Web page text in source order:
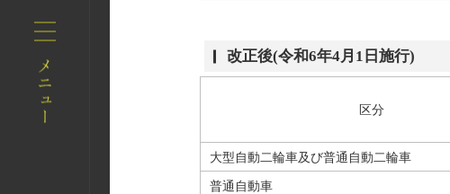
改正後(令和6年4月1日施行)
区分
大型自動二輪車及び普通自動二輪車
普通自動車